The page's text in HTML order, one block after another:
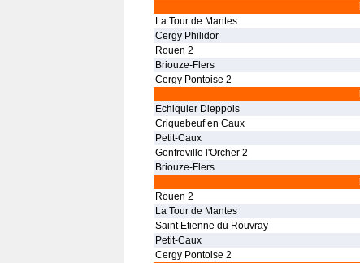
La Tour de Mantes
Cergy Philidor
Rouen 2
Briouze-Flers
Cergy Pontoise 2
Echiquier Dieppois
Criquebeuf en Caux
Petit-Caux
Gonfreville l'Orcher 2
Briouze-Flers
Rouen 2
La Tour de Mantes
Saint Etienne du Rouvray
Petit-Caux
Cergy Pontoise 2